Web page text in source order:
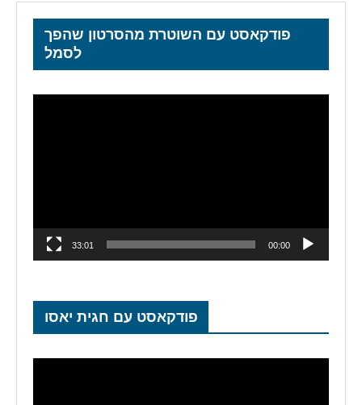
פודקאסט עם השוטרת מהסרטון שהפך
לסמל
00:00
33:01
פודקאסט עם חגית יאסו